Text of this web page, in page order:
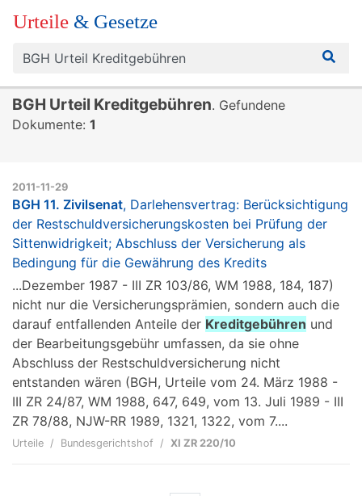
Urteile & Gesetze
BGH Urteil Kreditgebühren. Gefundene
Dokumente: 1
2011-11-29
BGH 11. Zivilsenat, Darlehensvertrag: Berücksichtigung
der Restschuldversicherungskosten bei Prüfung der
Sittenwidrigkeit; Abschluss der Versicherung als
Bedingung für die Gewährung des Kredits
...Dezember 1987 - III ZR 103/86, WM 1988, 184, 187)
nicht nur die Versicherungsprämien, sondern auch die
darauf entfallenden Anteile der Kreditgebühren und
der Bearbeitungsgebühr umfassen, da sie ohne
Abschluss der Restschuldversicherung nicht
entstanden wären (BGH, Urteile vom 24. März 1988 -
III ZR 24/87, WM 1988, 647, 649, vom 13. Juli 1989 - III
ZR 78/88, NJW-RR 1989, 1321, 1322, vom 7....
Urteile Bundesgerichtshof XI ZR 220/10